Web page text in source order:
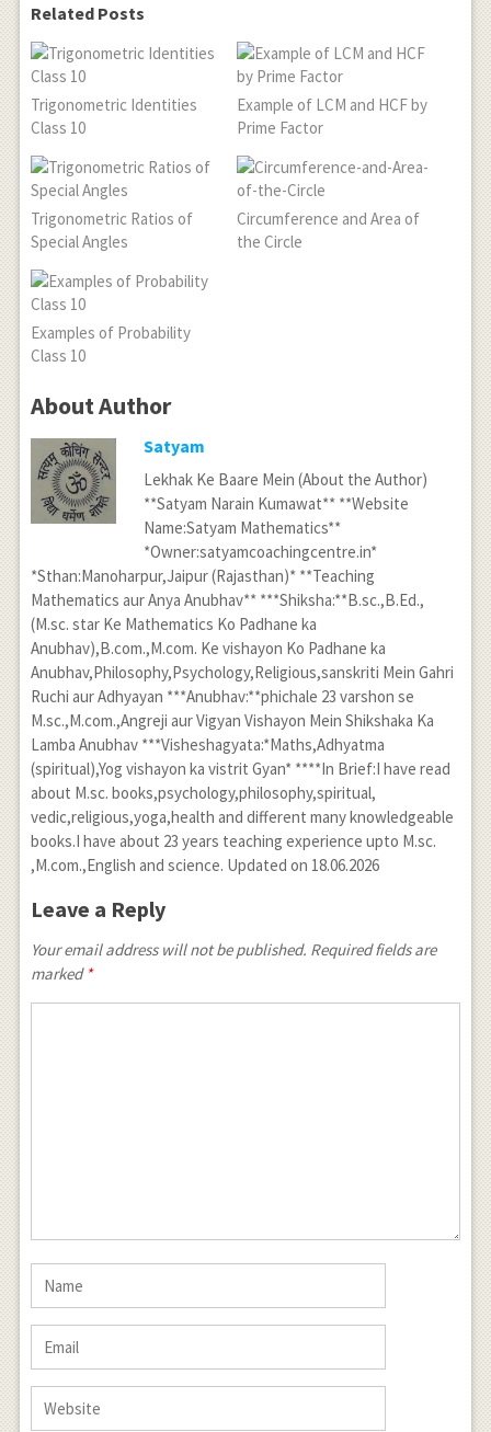
Related Posts
Trigonometric Identities
Class 10
Example of LCM and HCF by
Prime Factor
Trigonometric Ratios of
Special Angles
Circumference and Area of
the Circle
Examples of Probability
Class 10
About Author
Satyam
Lekhak Ke Baare Mein (About the Author)
**Satyam Narain Kumawat** **Website
Name:Satyam Mathematics**
*Owner:satyamcoachingcentre.in*
*Sthan:Manoharpur,Jaipur (Rajasthan)* **Teaching
Mathematics aur Anya Anubhav** ***Shiksha:**B.sc.,B.Ed.,
(M.sc. star Ke Mathematics Ko Padhane ka
Anubhav),B.com.,M.com. Ke vishayon Ko Padhane ka
Anubhav,Philosophy,Psychology,Religious,sanskriti Mein Gahri
Ruchi aur Adhyayan ***Anubhav:**phichale 23 varshon se
M.sc.,M.com.,Angreji aur Vigyan Vishayon Mein Shikshaka Ka
Lamba Anubhav ***Visheshagyata:*Maths,Adhyatma
(spiritual),Yog vishayon ka vistrit Gyan* ****In Brief:I have read
about M.sc. books,psychology,philosophy,spiritual,
vedic,religious,yoga,health and different many knowledgeable
books.I have about 23 years teaching experience upto M.sc.
,M.com.,English and science. Updated on 18.06.2026
Leave a Reply
Your email address will not be published. Required fields are
marked *